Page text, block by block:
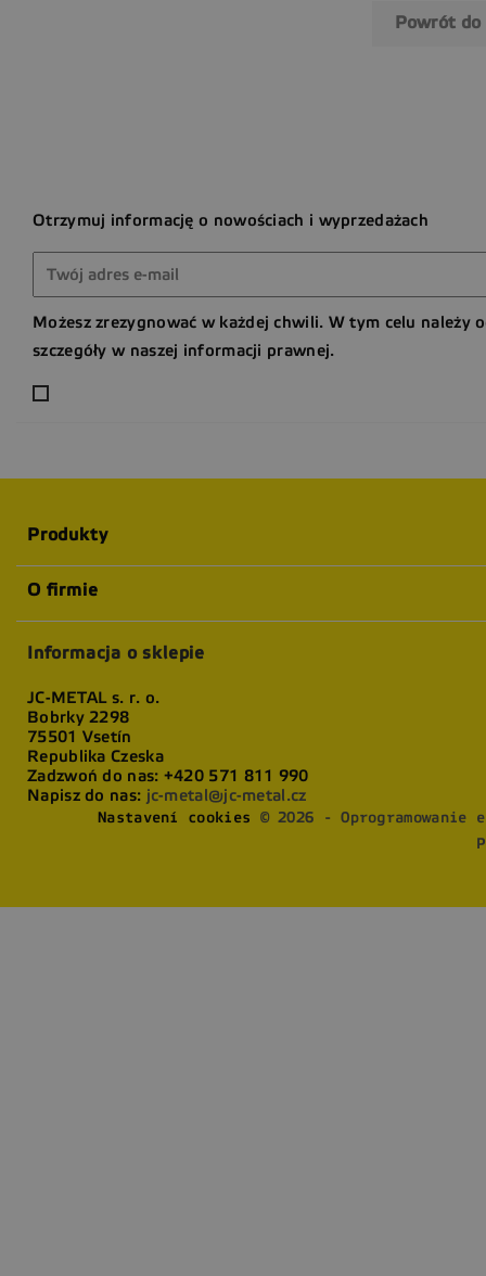
Powrót
Otrzymuj informację o nowościach i wyprzedażach
Możesz zrezygnować w każdej chwili. W tym celu należy
szczegóły w naszej informacji prawnej.
Produkty
O firmie
Informacja o sklepie
JC-METAL s. r. o.
Bobrky 2298
75501 Vsetín
Republika Czeska
Zadzwoń do nas: +420 571 811 990
Napisz do nas: jc-metal@jc-metal.cz
Nastavení cookies
© 2026 - Oprogramowanie